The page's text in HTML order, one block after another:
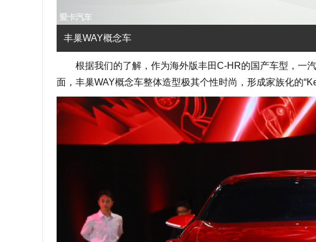
丰巢WAY概念车
根据我们的了解，作为海外版丰田C-HR的国产车型，一
面，丰巢WAY概念车整体造型极其个性时尚，形成家族化的